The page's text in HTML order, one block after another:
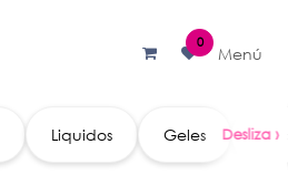
0
Menú
Liquidos Geles